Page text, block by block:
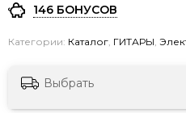
146 БОНУСОВ
Категории: Каталог, ГИТАРЫ,
Выбрать